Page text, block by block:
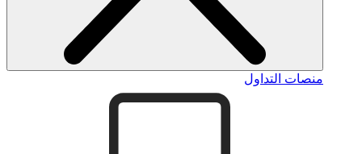
منصات التداول